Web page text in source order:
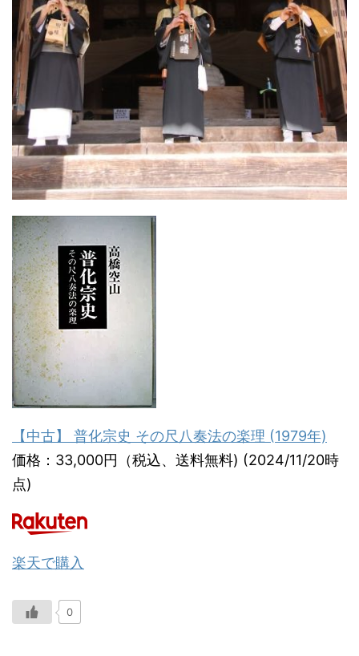
【中古】 普化宗史 その尺八奏法の楽理 (1979年)
価格：33,000円（税込、送料無料) (2024/11/20時
点)
楽天で購入
0